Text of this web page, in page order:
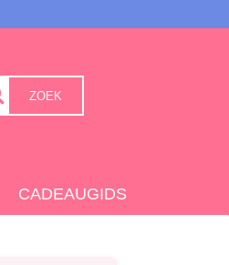
ZOEK
CADEAUGIDS